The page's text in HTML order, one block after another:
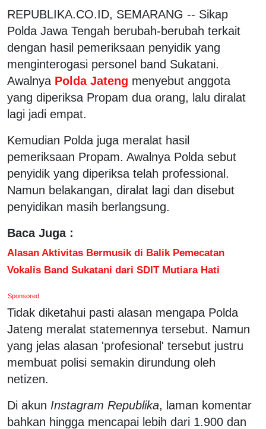
REPUBLIKA.CO.ID, SEMARANG -- Sikap
Polda Jawa Tengah berubah-berubah terkait
dengan hasil pemeriksaan penyidik yang
menginterogasi personel band Sukatani.
Awalnya Polda Jateng menyebut anggota
yang diperiksa Propam dua orang, lalu diralat
lagi jadi empat.
Kemudian Polda juga meralat hasil
pemeriksaan Propam. Awalnya Polda sebut
penyidik yang diperiksa telah professional.
Namun belakangan, diralat lagi dan disebut
penyidikan masih berlangsung.
Baca Juga :
Alasan Aktivitas Bermusik di Balik Pemecatan
Vokalis Band Sukatani dari SDIT Mutiara Hati
Sponsored
Tidak diketahui pasti alasan mengapa Polda
Jateng meralat statemennya tersebut. Namun
yang jelas alasan 'profesional' tersebut justru
membuat polisi semakin dirundung oleh
netizen.
Di akun Instagram Republika, laman komentar
bahkan hingga mencapai lebih dari 1.900 dan